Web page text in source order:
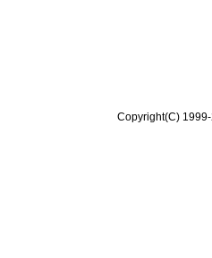
Copyright(C)